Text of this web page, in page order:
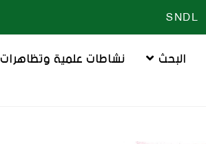
SNDL
البحث نشاطات علمية وتظاهرات